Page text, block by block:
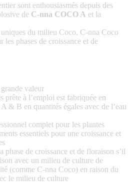
sont enthousiasmés depuis des
de C-nna COCO A et la
du milieu Coco, C-nna Coco
phases de croissance et de
valeur
prête à l’emploi est fabriquée en
& B en quantités égales avec de l’eau
complet pour les plantes
essentiels pour une croissance et
phase de croissance et de floraison s’il
avec un milieu de culture de
(comme C-nna Coco) en raison du
le milieu de culture